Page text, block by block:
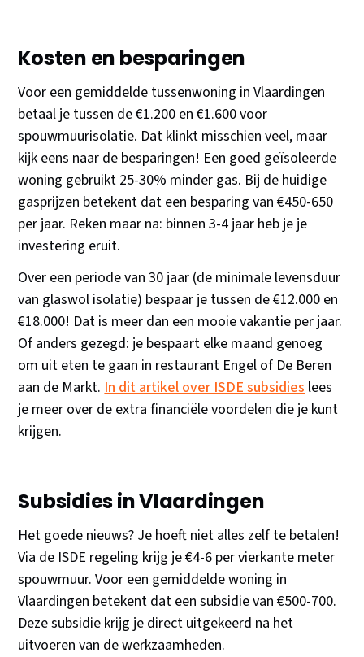
Kosten en besparingen
Voor een gemiddelde tussenwoning in Vlaardingen
betaal je tussen de €1.200 en €1.600 voor
spouwmuurisolatie. Dat klinkt misschien veel, maar
kijk eens naar de besparingen! Een goed geïsoleerde
woning gebruikt 25-30% minder gas. Bij de huidige
gasprijzen betekent dat een besparing van €450-650
per jaar. Reken maar na: binnen 3-4 jaar heb je je
investering eruit.
Over een periode van 30 jaar (de minimale levensduur
van glaswol isolatie) bespaar je tussen de €12.000 en
€18.000! Dat is meer dan een mooie vakantie per jaar.
Of anders gezegd: je bespaart elke maand genoeg
om uit eten te gaan in restaurant Engel of De Beren
aan de Markt.In dit artikel over ISDE subsidieslees
je meer over de extra financiële voordelen die je kunt
krijgen.
Subsidies in Vlaardingen
Het goede nieuws? Je hoeft niet alles zelf te betalen!
Via de ISDE regeling krijg je €4-6 per vierkante meter
spouwmuur. Voor een gemiddelde woning in
Vlaardingen betekent dat een subsidie van €500-700.
Deze subsidie krijg je direct uitgekeerd na het
uitvoeren van de werkzaamheden.